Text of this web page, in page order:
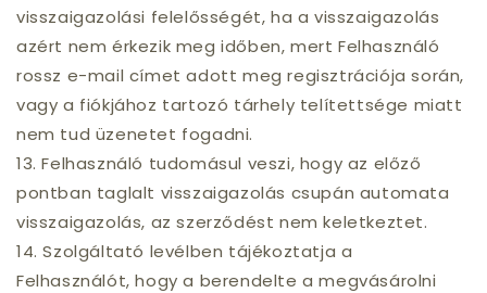
visszaigazolási felelősségét, ha a visszaigazolás
azért nem érkezik meg időben, mert Felhasználó
rossz e-mail címet adott meg regisztrációja során,
vagy a fiókjához tartozó tárhely telítettsége miatt
nem tud üzenetet fogadni.
13. Felhasználó tudomásul veszi, hogy az előző
pontban taglalt visszaigazolás csupán automata
visszaigazolás, az szerződést nem keletkeztet.
14. Szolgáltató levélben tájékoztatja a
Felhasználót, hogy a berendelte a megvásárolni